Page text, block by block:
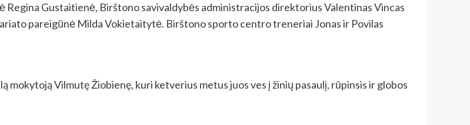
Gustaitienė, Birštono savivaldybės administracijos direktorius Valentinas Vincas
pareigūnė Milda Vokietaitytė. Birštono sporto centro treneriai Jonas ir Povilas
mokytoją Vilmutę Žiobienę, kuri ketverius metus juos ves į žinių pasaulį, rūpinsis ir globos